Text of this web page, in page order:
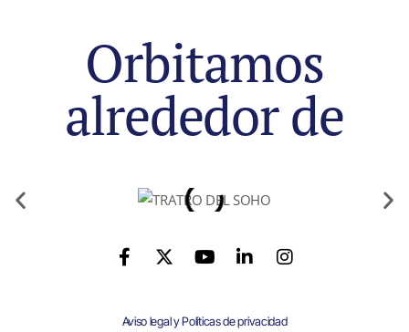
Orbitamos
alrededor de
Aviso legal y Políticas de privacidad